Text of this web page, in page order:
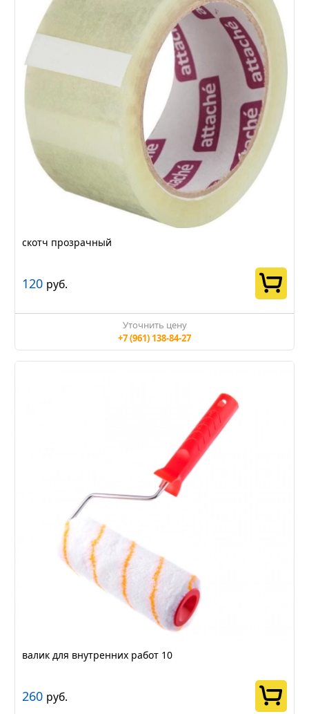
скотч прозрачный
120 руб.
Уточнить цену
+7 (961) 138-84-27
валик для внутренних работ 10
260 руб.